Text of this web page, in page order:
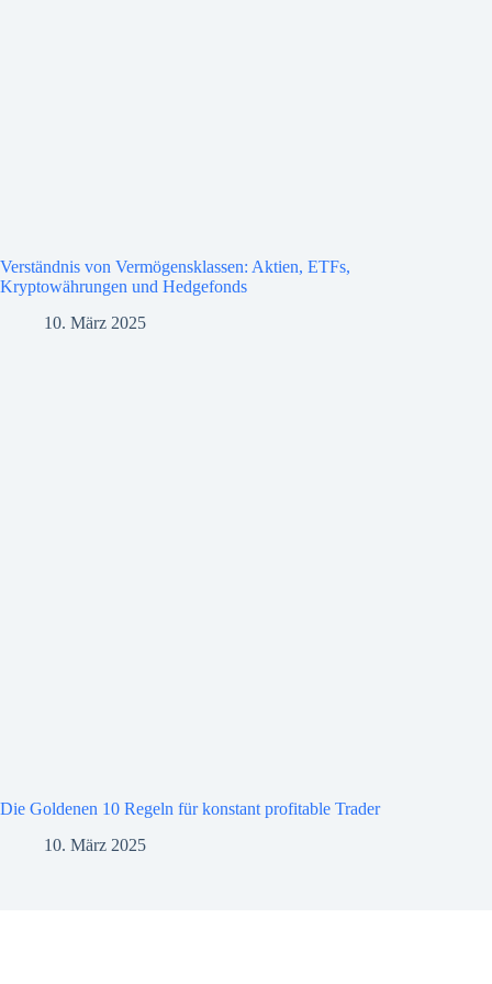
Verständnis von Vermögensklassen: Aktien, ETFs,
Kryptowährungen und Hedgefonds
10. März 2025
Die Goldenen 10 Regeln für konstant profitable Trader
10. März 2025